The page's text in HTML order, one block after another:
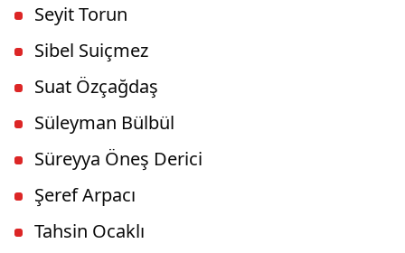
Seyit Torun
Sibel Suiçmez
Suat Özçağdaş
Süleyman Bülbül
Süreyya Öneş Derici
Şeref Arpacı
Tahsin Ocaklı